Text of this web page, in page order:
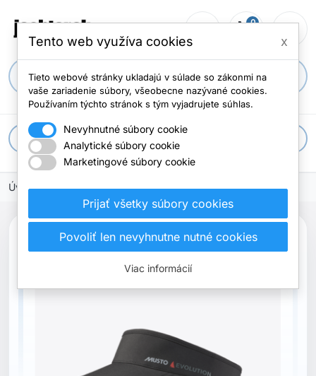
person_outline shopping_cart
0
Početmenu
apps Všetky kategórie
Úvodná stránka
Vypredané
Tento web využíva cookies x
Tieto webové stránky ukladajú v súlade so zákonmi na
vaše zariadenie súbory, všeobecne nazývané cookies.
Používaním týchto stránok s tým vyjadrujete súhlas.
Nevyhnutné súbory cookie
Analytické súbory cookie
Marketingové súbory cookie
Prijať všetky súbory cookies
Povoliť len nevyhnutne nutné cookies
Viac informácií